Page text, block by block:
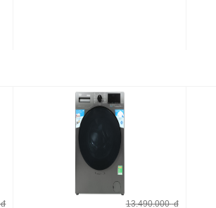
đ
13.490.000 đ